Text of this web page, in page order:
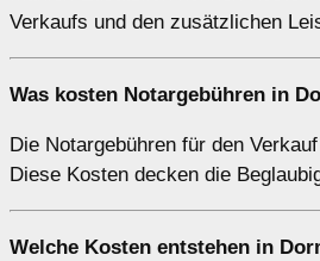
Verkaufs und den zusätzlichen
Was kosten Notargebühren in
Die Notargebühren für den
Diese Kosten decken die
Welche Kosten entstehen in